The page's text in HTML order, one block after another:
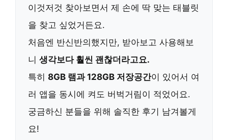
이것저것 찾아보면서 제 손에 딱 맞는 태블릿
을 찾고 싶었거든요.
처음엔 반신반의했지만, 받아보고 사용해보
니 생각보다 훨씬 괜찮더라고요.
특히 8GB 램과 128GB 저장공간이 있어서 여
러 앱을 동시에 켜도 버벅거림이 적었어요.
궁금하신 분들을 위해 솔직한 후기 남겨볼게
요!